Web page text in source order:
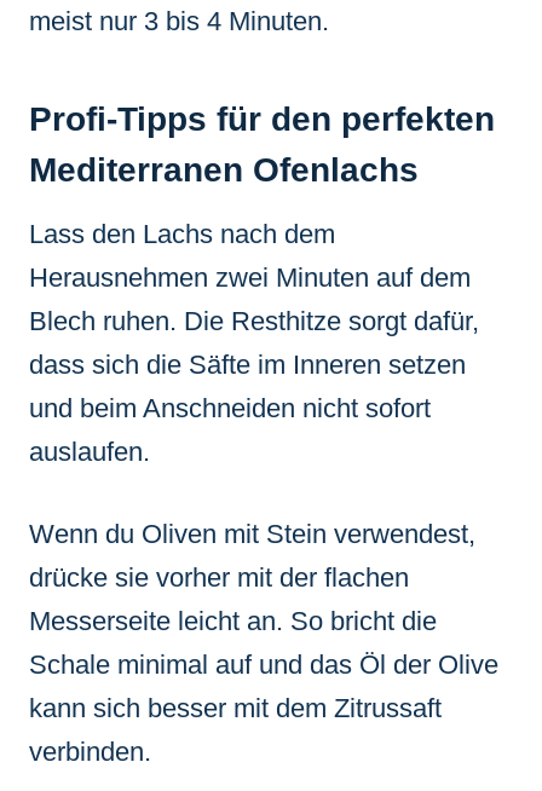
meist nur 3 bis 4 Minuten.
Profi-Tipps für den perfekten
Mediterranen Ofenlachs
Lass den Lachs nach dem
Herausnehmen zwei Minuten auf dem
Blech ruhen. Die Resthitze sorgt dafür,
dass sich die Säfte im Inneren setzen
und beim Anschneiden nicht sofort
auslaufen.
Wenn du Oliven mit Stein verwendest,
drücke sie vorher mit der flachen
Messerseite leicht an. So bricht die
Schale minimal auf und das Öl der Olive
kann sich besser mit dem Zitrussaft
verbinden.